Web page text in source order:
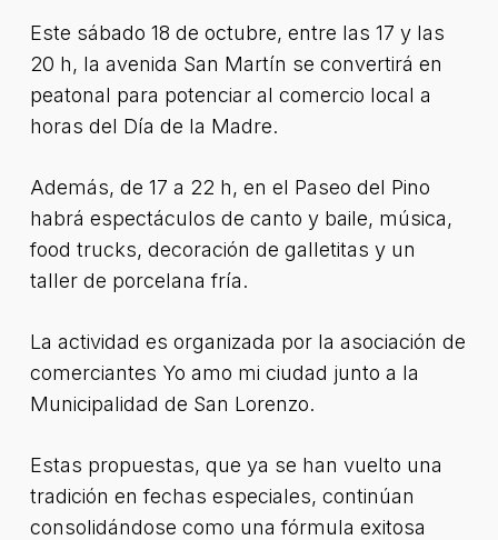
Este sábado 18 de octubre, entre las 17 y las
20 h, la avenida San Martín se convertirá en
peatonal para potenciar al comercio local a
horas del Día de la Madre.
Además, de 17 a 22 h, en el Paseo del Pino
habrá espectáculos de canto y baile, música,
food trucks, decoración de galletitas y un
taller de porcelana fría.
La actividad es organizada por la asociación de
comerciantes Yo amo mi ciudad junto a la
Municipalidad de San Lorenzo.
Estas propuestas, que ya se han vuelto una
tradición en fechas especiales, continúan
consolidándose como una fórmula exitosa